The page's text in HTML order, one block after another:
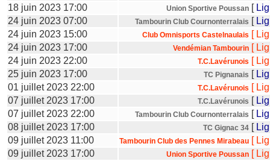
18 juin 2023 17:00
Union Sportive Poussan [
24 juin 2023 07:00
Tambourin Club Cournonterralais [
24 juin 2023 15:00
Club Omnisports Castelnaulais [
24 juin 2023 17:00
Vendémian Tambourin [
24 juin 2023 22:00
T.C.Lavérunois [
25 juin 2023 17:00
TC Pignanais [
01 juillet 2023 22:00
T.C.Lavérunois [
07 juillet 2023 17:00
T.C.Lavérunois [
07 juillet 2023 22:00
Tambourin Club Cournonterralais [
08 juillet 2023 17:00
TC Gignac 34 [
09 juillet 2023 11:00
Tambourin Club des Pennes Mirabeau [
09 juillet 2023 17:00
Union Sportive Poussan [